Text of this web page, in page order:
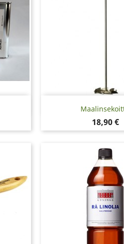
Hinta
18,90 €
